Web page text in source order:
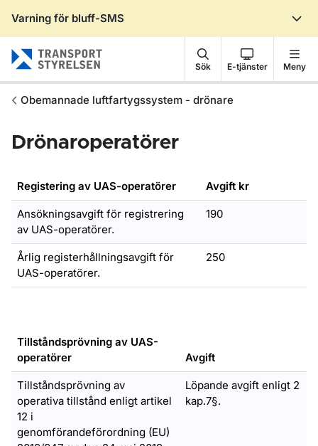
Varning för bluff-SMS
Sök E-tjänster Meny
Obemannade luftfartygssystem - drönare
Drönaroperatörer
Registering av UAS-operatörer Avgift kr
Ansökningsavgift för registrering
av UAS-operatörer.
190
Årlig registerhållningsavgift för
UAS-operatörer.
250
Tillståndsprövning av UAS-
operatörer
Avgift
Tillståndsprövning av
operativa tillstånd enligt artikel
12 i
genomförandeförordning (EU)
Löpande avgift enligt 2
kap.7§.